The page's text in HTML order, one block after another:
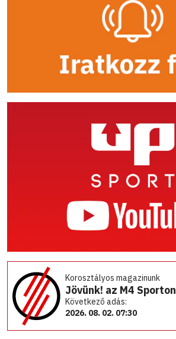
Korosztályos magazinunk
Jövünk! az M4 Sporton
Következő adás:
2026. 08. 02. 07:30